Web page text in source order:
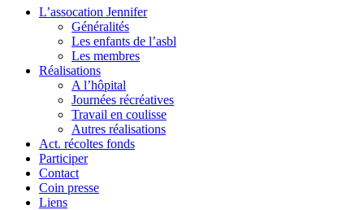
L’assocation Jennifer
Généralités
Les enfants de l’asbl
Les membres
Réalisations
A l’hôpital
Journées récréatives
Travail en coulisse
Autres réalisations
Act. récoltes fonds
Participer
Contact
Coin presse
Liens